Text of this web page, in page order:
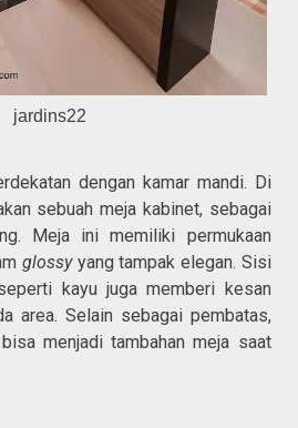
jardins22
dengan kamar mandi. Di
sebuah meja kabinet, sebagai
Meja ini memiliki permukaan
glossy yang tampak elegan. Sisi
kayu juga memberi kesan
area. Selain sebagai pembatas,
menjadi tambahan meja saat